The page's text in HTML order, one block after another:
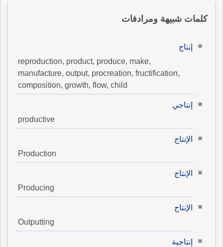
كلمات شبيهة ومرادفات
إنتاج
reproduction, product, produce, make,
manufacture, output, procreation, fructification,
composition, growth, flow, child
إنتاجي
productive
الإنتاج
Production
الإنتاج
Producing
الإنتاج
Outputting
إنتاجية